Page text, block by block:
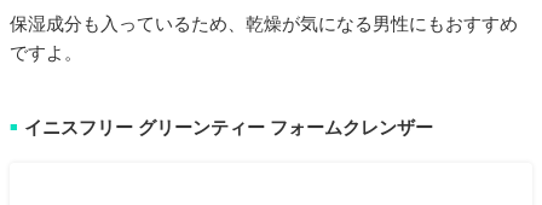
保湿成分も入っているため、乾燥が気になる男性にもおすすめ
ですよ。
■ イニスフリー グリーンティー フォームクレンザー